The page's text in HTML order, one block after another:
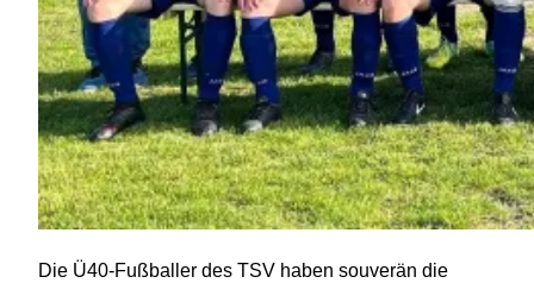
Die Ü40-Fußballer des TSV haben souverän die